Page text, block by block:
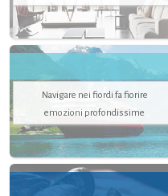
Navigare nei fiordi fa fiorire
emozioni profondissime